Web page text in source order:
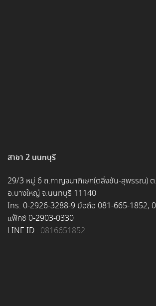
สาขา 2 นนทบุรี
29/3 หมู่ 6 ถ.กาญจนาภิเษก(ตลิ่งชัน-สุพรรณ) ต
อ.บางใหญ่ จ.นนทบุรี 11140
โทร. 0-2926-3288-9 มือถือ 081-665-1852,
แฟ็กซ์ 0-2903-0330
LINE ID : 0816651852